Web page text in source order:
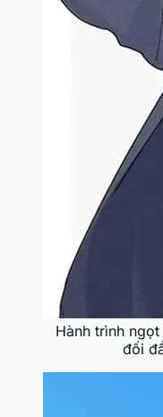
Hành trình
đối